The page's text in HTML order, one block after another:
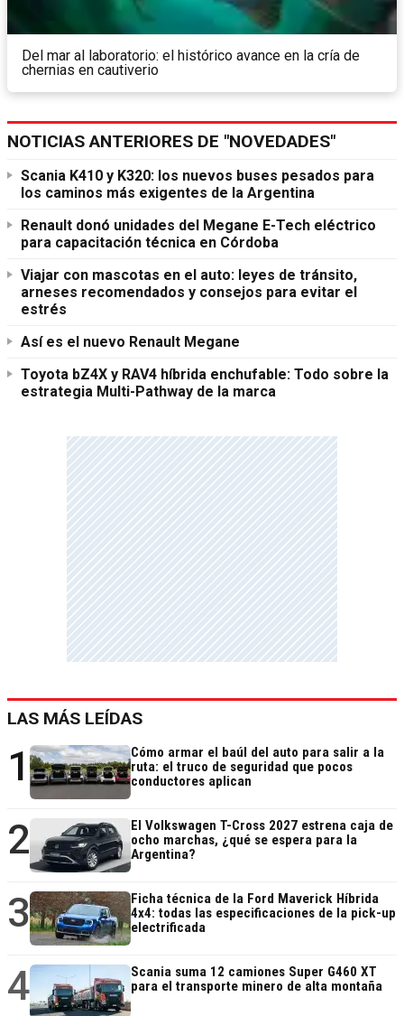
Del mar al laboratorio: el histórico avance en la cría de
chernias en cautiverio
NOTICIAS ANTERIORES DE "NOVEDADES"
Scania K410 y K320: los nuevos buses pesados para
los caminos más exigentes de la Argentina
Renault donó unidades del Megane E-Tech eléctrico
para capacitación técnica en Córdoba
Viajar con mascotas en el auto: leyes de tránsito,
arneses recomendados y consejos para evitar el
estrés
Así es el nuevo Renault Megane
Toyota bZ4X y RAV4 híbrida enchufable: Todo sobre la
estrategia Multi-Pathway de la marca
LAS MÁS LEÍDAS
1
Cómo armar el baúl del auto para salir a la
ruta: el truco de seguridad que pocos
conductores aplican
2
El Volkswagen T-Cross 2027 estrena caja de
ocho marchas, ¿qué se espera para la
Argentina?
3
Ficha técnica de la Ford Maverick Híbrida
4x4: todas las especificaciones de la pick-up
electrificada
4
Scania suma 12 camiones Super G460 XT
para el transporte minero de alta montaña